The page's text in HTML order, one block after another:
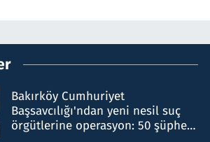
Bakırköy Cumhuriyet
Başsavcılığı'ndan yeni nesil suç
örgütlerine operasyon: 50 şüpheli